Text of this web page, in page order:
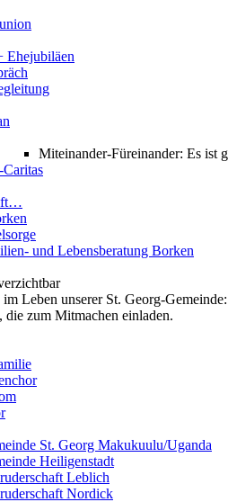
Ehejubiläen
Miteinander-Füreinander: Es ist
und Lebensberatung Borken
Leben unserer St. Georg-
die zum Mitmachen einladen.
St. Georg Makukuulu/Uganda
Heiligenstadt
Leblich
Nordick